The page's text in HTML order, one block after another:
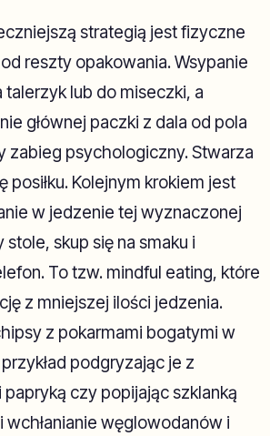
strategią jest fizyczne
reszty opakowania. Wsypanie
lub do miseczki, a
głównej paczki z dala od pola
zabieg psychologiczny. Stwarza
posiłku. Kolejnym krokiem jest
w jedzenie tej wyznaczonej
skup się na smaku i
To tzw. mindful eating, które
z mniejszej ilości jedzenia.
z pokarmami bogatymi w
przykład podgryzając je z
papryką czy popijając szklanką
wchłanianie węglowodanów i